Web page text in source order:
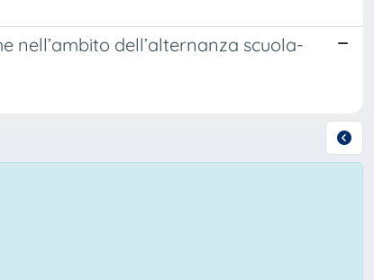
nell’ambito dell’alternanza scuola-